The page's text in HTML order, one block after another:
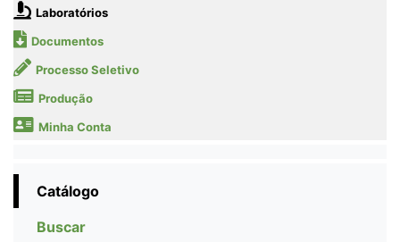
Laboratórios
Documentos
Processo Seletivo
Produção
Minha Conta
Catálogo
Buscar